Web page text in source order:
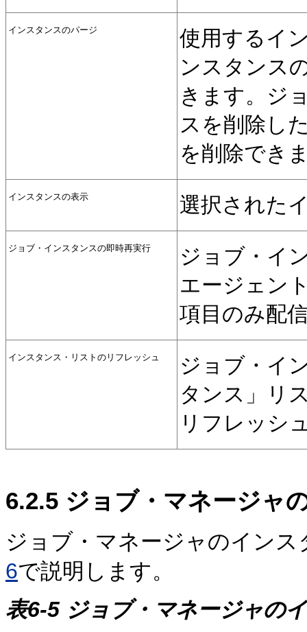
インスタンスのパージ
使用するイ
ンスタンス
きます。ジ
スを削除し
を削除でき
インスタンスの表示 選択された
ジョブ・インスタンスの即時再実行
ジョブ・イ
エージェン
項目のみ配
インスタンス・リストのリフレッシュ
ジョブ・イ
タンス」リ
リフレッシ
6.2.5 ジョブ・マネージャ
ジョブ・マネージャのイン
6で説明します。
表6-5 ジョブ・マネージャの